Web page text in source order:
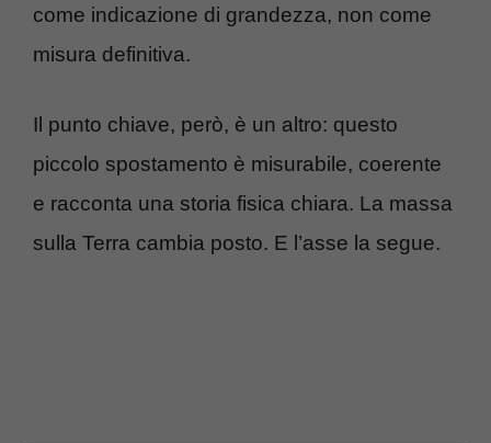
come indicazione di grandezza, non come
misura definitiva.
Il punto chiave, però, è un altro: questo
piccolo spostamento è misurabile, coerente
e racconta una storia fisica chiara. La massa
sulla Terra cambia posto. E l’asse la segue.